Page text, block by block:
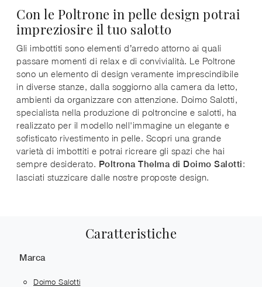
Con le Poltrone in pelle design potrai
impreziosire il tuo salotto
Gli imbottiti sono elementi d’arredo attorno ai quali
passare momenti di relax e di convivialità. Le Poltrone
sono un elemento di design veramente imprescindibile
in diverse stanze, dalla soggiorno alla camera da letto,
ambienti da organizzare con attenzione. Doimo Salotti,
specialista nella produzione di poltroncine e salotti, ha
realizzato per il modello nell'immagine un elegante e
sofisticato rivestimento in pelle. Scopri una grande
varietà di imbottiti e potrai ricreare gli spazi che hai
sempre desiderato. Poltrona Thelma di Doimo Salotti:
lasciati stuzzicare dalle nostre proposte design.
Caratteristiche
Marca
Doimo Salotti